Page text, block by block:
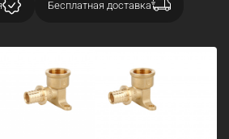
Бесплатная доставка